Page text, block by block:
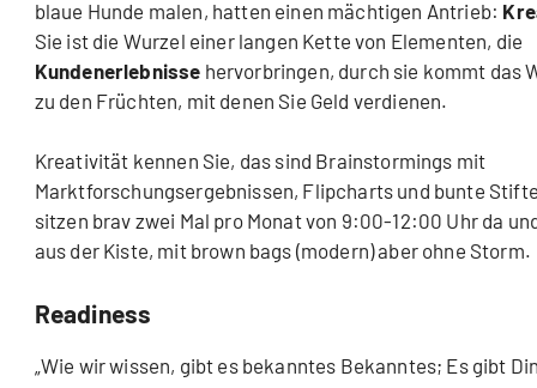
blaue Hunde malen, hatten einen mächtigen Antrieb:
Sie ist die Wurzel einer langen Kette von Elementen, die
Kundenerlebnisse hervorbringen, durch sie kommt das
zu den Früchten, mit denen Sie Geld verdienen.
Kreativität kennen Sie, das sind Brainstormings mit
Marktforschungsergebnissen, Flipcharts und bunte
sitzen brav zwei Mal pro Monat von 9:00-12:00 Uhr da
aus der Kiste, mit brown bags (modern) aber ohne Storm.
Readiness
„Wie wir wissen, gibt es bekanntes Bekanntes; Es gibt